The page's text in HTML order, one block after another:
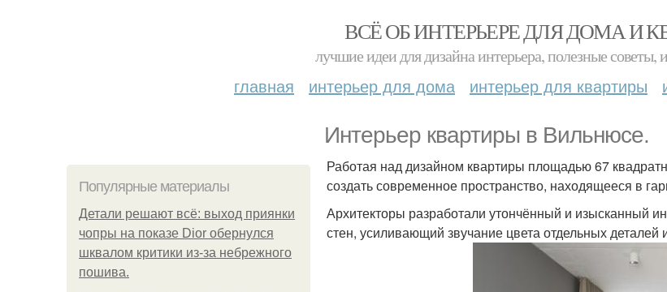
ВСЁ ОБ ИНТЕРЬЕРЕ ДЛЯ ДОМА И
лучшие идеи для дизайна интерьера, полезные советы,
главная интерьер для дома интерьер для квартиры
Интерьер квартиры в Вильнюсе.
Популярные материалы
Детали решают всё: выход приянки
чопры на показе Dior обернулся
шквалом критики из-за небрежного
пошива.
Работая над дизайном квартиры площадью 67
создать современное пространство, находящееся в
Архитекторы разработали утончённый и изысканный
стен, усиливающий звучание цвета отдельных